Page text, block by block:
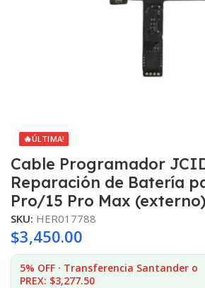
🔥ÚLTIMA!
Cable Programador
Reparación de Batería
Pro/15 Pro Max (externo)
SKU: HER017788
$3,450.00
5% OFF · Transferencia Santander o
PREX: $3,277.50